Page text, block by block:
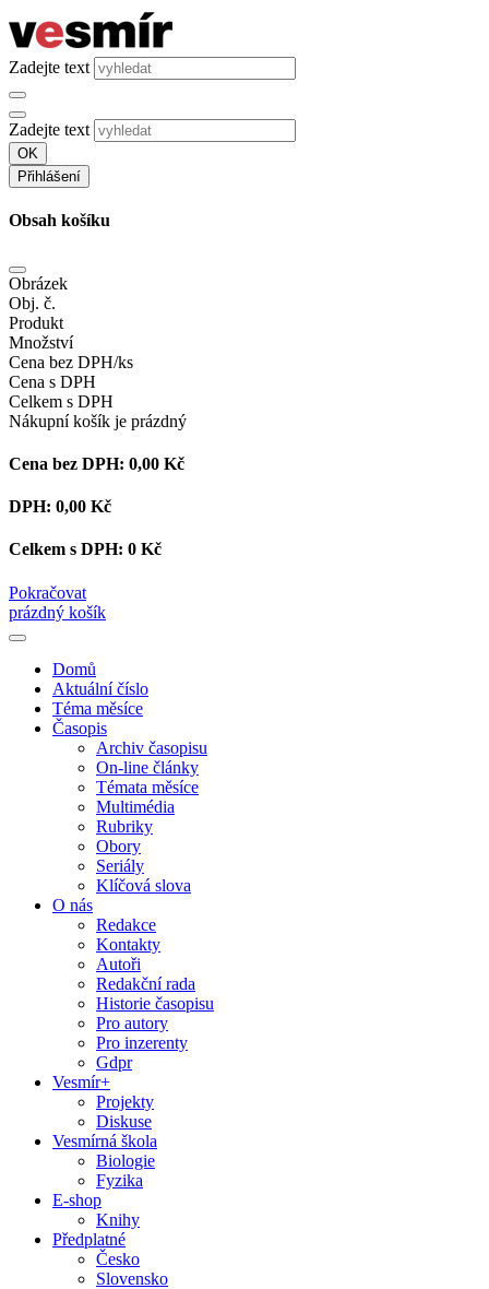
Zadejte text
Zadejte text
OK
Přihlášení
Obsah košíku
Obrázek
Obj. č.
Produkt
Množství
Cena bez DPH/ks
Cena s DPH
Celkem s DPH
Nákupní košík je prázdný
Cena bez DPH: 0,00 Kč
DPH: 0,00 Kč
Celkem s DPH: 0 Kč
Pokračovat
prázdný košík
Domů
Aktuální číslo
Téma měsíce
Časopis
Archiv časopisu
On-line články
Témata měsíce
Multimédia
Rubriky
Obory
Seriály
Klíčová slova
O nás
Redakce
Kontakty
Autoři
Redakční rada
Historie časopisu
Pro autory
Pro inzerenty
Gdpr
Vesmír+
Projekty
Diskuse
Vesmírná škola
Biologie
Fyzika
E-shop
Knihy
Předplatné
Česko
Slovensko